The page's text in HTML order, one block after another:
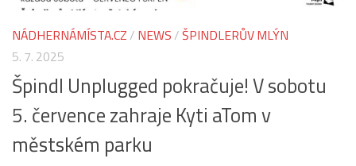
NÁDHERNÁMÍSTA.CZ / NEWS /ŠPINDLERŮV MLÝN
5. 7. 2025
Špindl Unplugged pokračuje! V sobotu
5. července zahraje Kyti aTom v
městském parku